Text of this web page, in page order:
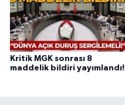
Kritik MGK sonrası 8
maddelik bildiri yayımlandı!